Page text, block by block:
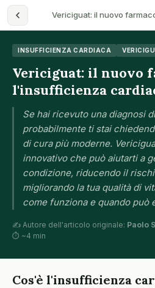
Vericiguat: il nuovo
INSUFFICIENZA CARDIACA
Vericiguat: il nuovo
l'insufficienza
Se hai ricevuto una diagnosi
probabilmente ti stai
di cura più moderne.
innovativo che può aiutarti a
condizione, riducendo il
migliorando la tua qualità di
come funziona e quando può
✍️ Autore dell'articolo originale: Paolo
⏱ ~4 min
Cos'è l'insufficienza